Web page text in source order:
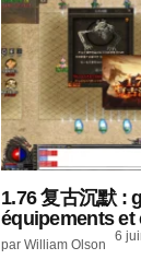
1.76 复古沉默 :
équipements et
par William Olson
6